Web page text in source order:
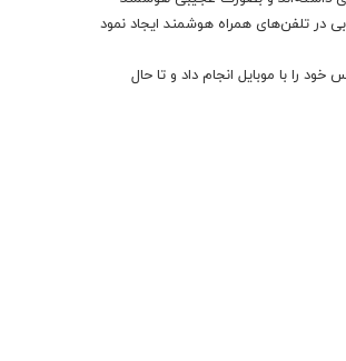
در تلفن‌های همراه هوشمند ایجاد نمود
اولین تماس خود را با موبایل انجام داد و تا حال